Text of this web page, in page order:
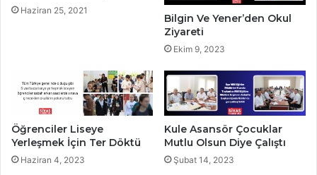
Haziran 25, 2021
Bilgin Ve Yener’den Okul
Ziyareti
Ekim 9, 2023
Öğrenciler Liseye
Yerleşmek İçin Ter Döktü
Haziran 4, 2023
Kule Asansör Çocuklar
Mutlu Olsun Diye Çalıştı
Şubat 14, 2023